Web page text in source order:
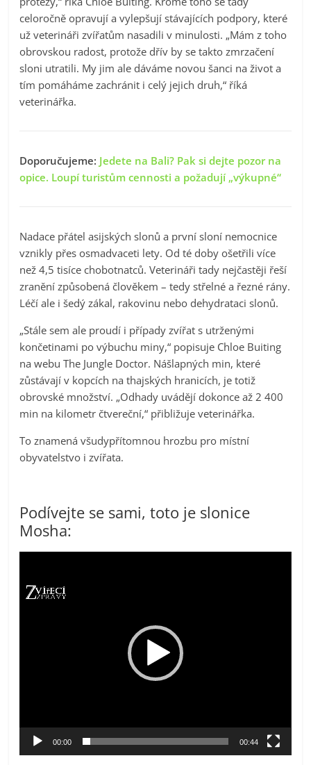
celoročně opravují a vylepšují stávajících podpory, které
už veterináři zvířatům nasadili v minulosti. „Mám z toho
obrovskou radost, protože dřív by se takto zmrzačení
sloni utratili. My jim ale dáváme novou šanci na život a
tím pomáháme zachránit i celý jejich druh,“ říká
veterinářka.
Doporučujeme: Jedete na Bali? Pak si dejte pozor na
opice. Loupí turistům cennosti a požadují „výkupné“
Nadace přátel asijských slonů a první sloní nemocnice
vznikly přes osmadvaceti lety. Od té doby ošetřili více
než 4,5 tisíce chobotnatců. Veterináři tady nejčastěji řeší
zranění způsobená člověkem – tedy střelné a řezné rány.
Léčí ale i šedý zákal, rakovinu nebo dehydrataci slonů.
„Stále sem ale proudí i případy zvířat s utrženými
končetinami po výbuchu miny,“ popisuje Chloe Buiting
na webu The Jungle Doctor. Nášlapných min, které
zůstávají v kopcích na thajských hranicích, je totiž
obrovské množství. „Odhady uvádějí dokonce až 2 400
min na kilometr čtvereční,“ přibližuje veterinářka.
To znamená všudypřítomnou hrozbu pro místní
obyvatelstvo i zvířata.
Podívejte se sami, toto je slonice
Mosha:
00:00 00:44